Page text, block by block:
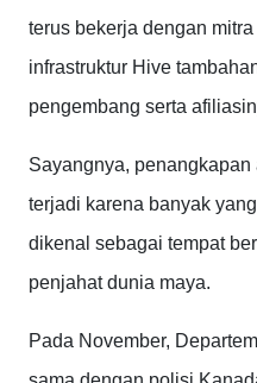
terus bekerja dengan
infrastruktur Hive
pengembang serta
Sayangnya, penangkapan
terjadi karena banyak
dikenal sebagai tempat
penjahat dunia maya.
Pada November,